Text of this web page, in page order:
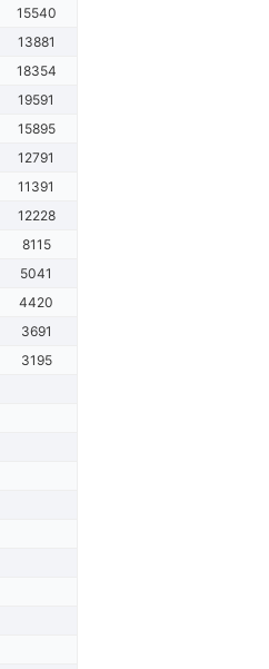
15540
13881
18354
19591
15895
12791
11391
12228
8115
5041
4420
3691
3195